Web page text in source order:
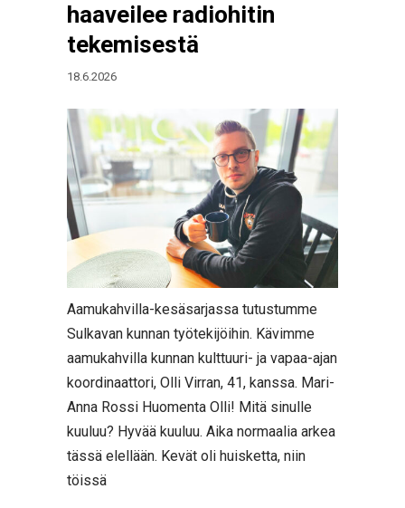
haaveilee radiohitin
tekemisestä
18.6.2026
Aamukahvilla-kesäsarjassa tutustumme
Sulkavan kunnan työtekijöihin. Kävimme
aamukahvilla kunnan kulttuuri- ja vapaa-ajan
koordinaattori, Olli Virran, 41, kanssa. Mari-
Anna Rossi Huomenta Olli! Mitä sinulle
kuuluu? Hyvää kuuluu. Aika normaalia arkea
tässä elellään. Kevät oli huisketta, niin
töissä